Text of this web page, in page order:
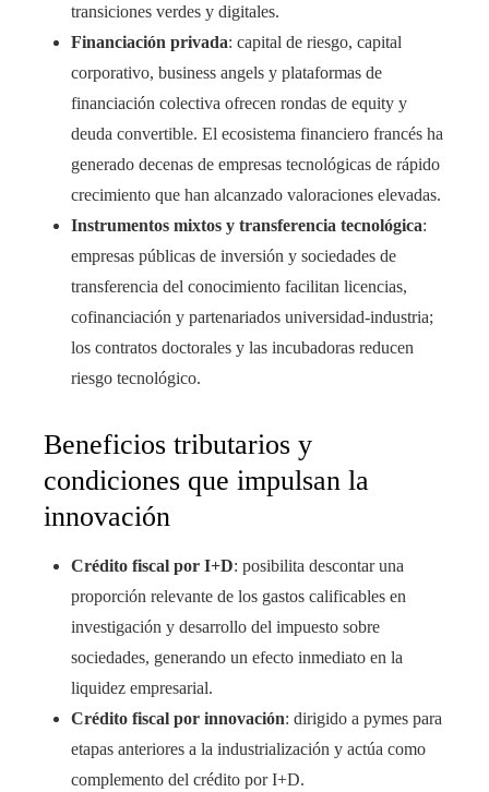
transiciones verdes y digitales.
Financiación privada: capital de riesgo, capital
corporativo, business angels y plataformas de
financiación colectiva ofrecen rondas de equity y
deuda convertible. El ecosistema financiero francés ha
generado decenas de empresas tecnológicas de rápido
crecimiento que han alcanzado valoraciones elevadas.
Instrumentos mixtos y transferencia tecnológica:
empresas públicas de inversión y sociedades de
transferencia del conocimiento facilitan licencias,
cofinanciación y partenariados universidad-industria;
los contratos doctorales y las incubadoras reducen
riesgo tecnológico.
Beneficios tributarios y
condiciones que impulsan la
innovación
Crédito fiscal por I+D: posibilita descontar una
proporción relevante de los gastos calificables en
investigación y desarrollo del impuesto sobre
sociedades, generando un efecto inmediato en la
liquidez empresarial.
Crédito fiscal por innovación: dirigido a pymes para
etapas anteriores a la industrialización y actúa como
complemento del crédito por I+D.